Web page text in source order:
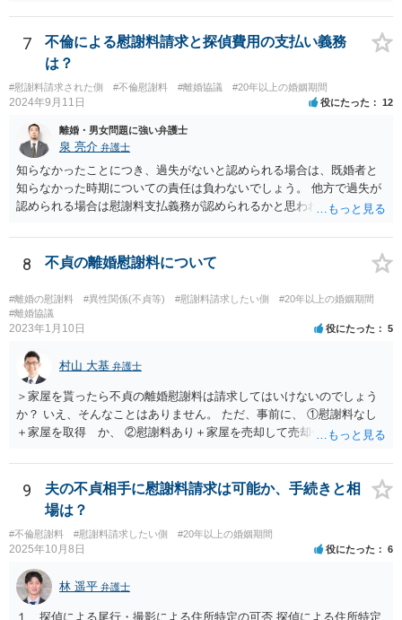
は期待しにくいと思います。 内容証明又は弁護士に委任することを検
討されているのであれば、慰謝料請求に限定した方がよいでしょう。
内容証明郵便において、「退去するのであれば慰謝料は要らない」と
あなたが書いたとしても、法律上、あなたに建物からの退去を求める
権限はないので、やはり不自然になってしまいます。
7
不倫による慰謝料請求と探偵費用の支払い義務
は？
#慰謝料請求された側 #不倫慰謝料 #離婚協議 #20年以上の婚姻期間
2024年9月11日 役にたった 12
離婚・男女問題に強い弁護士
泉 亮介 弁護士
知らなかったことにつき、過失がないと認められる場合は、既婚者と
知らなかった時期についての責任は負わないでしょう。 他方で過失が
認められる場合は慰謝料支払義務が認められるかと思われます。 ま
観的な事実かは不明なため、客観的な事実として婚姻関係が破綻して
いたことが証明できない限り、そのような説明を受けていたとしても
配偶者からの慰謝料請求については影響はあまりしないでしょう。 探
偵費用については認められるケースもありますが、一部に限られるも
のも多く、少なくとも最初から支払いに合意はせず、支払い義務がな
いことを主張し争うこととなるかと思われます。
8 不貞の離婚慰謝料について
#離婚の慰謝料 #異性関係(不貞等) #慰謝料請求したい側
#20年以上の婚姻期間
#離婚協議
2023年1月10日 役にたった 5
村山 大基 弁護士
＞家屋を貰ったら不貞の離婚慰謝料は請求してはいけないのでしょう
か？ いえ、そんなことはありません。 ただ、事前に、 ①慰謝料なし
＋家屋を取得 か、 ②慰謝料あり＋家屋を売却して売却代金を分ける
なら、慰謝料代わりに不動産全部もらう、はありだと思います。 ＞婚
姻費用は慰謝料とは別だと思うのですが 主人は世間の相場は200万や
とどうなんでしょうか？アドバイスお願いいたします。 婚姻費用につ
いては、おっしゃる通り別です。 なので、ご主人の主張通り慰謝料を
２００万円と考えるにしても、 婚姻費用＋慰謝料２００万円、が正し
いです。 その上で、このまま離婚に応じない場合、婚姻費用が月４万
円なら、５年と少し婚姻費用を貰い続ければ 婚姻費用だけでも２００
万円になりますので、早めに近所の弁護士に相談に行って対応につい
てアドバイスを受けてみましょう。
9
夫の不貞相手に慰謝料請求は可能か、手続きと相
場は？
#不倫慰謝料 #慰謝料請求したい側 #20年以上の婚姻期間
2025年10月8日 役にたった 6
林 遥平 弁護士
１ 探偵による尾行・撮影による住所特定の可否 探偵による住所特定